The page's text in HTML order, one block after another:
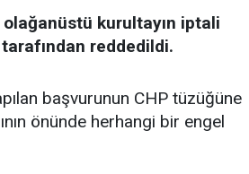
kurultayın iptali
reddedildi.
başvurunun CHP tüzüğüne
önünde herhangi bir engel